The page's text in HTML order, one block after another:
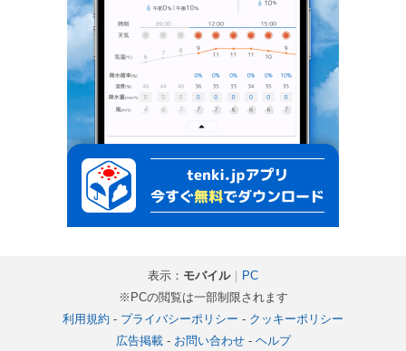
表示： モバイル｜ PC
※PCの閲覧は一部制限されます
利用規約 - プライバシーポリシー - クッキーポリシー
広告掲載- お問い合わせ- ヘルプ